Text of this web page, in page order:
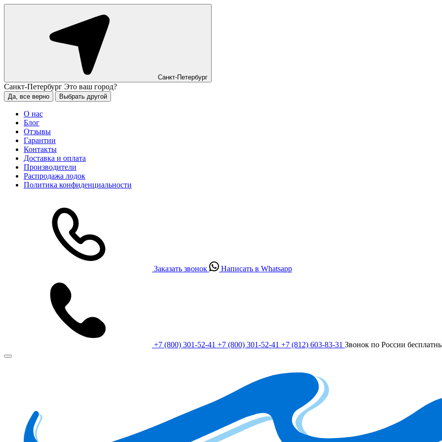
Санкт-Петербург
Санкт-Петербург Это ваш город?
Да, все верно Выбрать другой
О нас
Блог
Отзывы
Гарантии
Контакты
Доставка и оплата
Производители
Распродажа лодок
Политика конфиденциальности
Заказать звонок Написать в Whatsapp
+7 (800) 301-52-41 +7 (800) 301-52-41 +7 (812) 603-83-31 Звонок по России